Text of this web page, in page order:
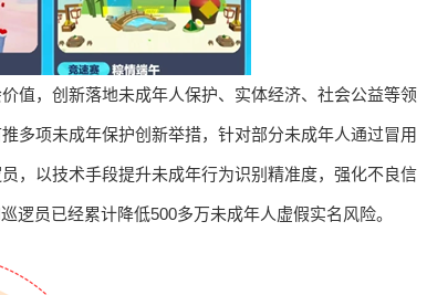
值，创新落地未成年人保护、实体经济、社会公益等领
多项未成年保护创新举措，针对部分未成年人通过冒用
，以技术手段提升未成年行为识别精准度，强化不良信
逻员已经累计降低500多万未成年人虚假实名风险。